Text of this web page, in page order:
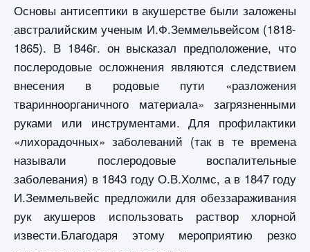
Основы антисептики в акушерстве были заложены
австралийским ученым И.Ф.Земмельвейсом (1818-
1865). В 1846г. он высказал предположение, что
послеродовые осложнения являются следствием
внесения в родовые пути «разложения
тваринноорганичного материала» загрязненными
руками или инструментами. Для профилактики
«лихорадочных» заболеваний (так в те времена
называли послеродовые воспалительные
заболевания) в 1843 году О.В.Холмс, а в 1847 году
И.Земмельвейс предложили для обеззараживания
рук акушеров использовать раствор хлорной
извести.Благодаря этому мероприятию резко